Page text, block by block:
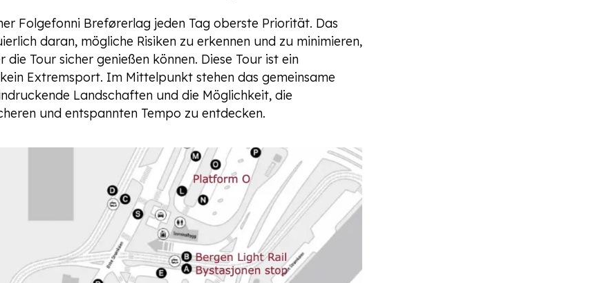
Folgefonni Breførerlag jeden Tag oberste Priorität. Das
daran, mögliche Risiken zu erkennen und zu minimieren,
Tour sicher genießen können. Diese Tour ist ein
Extremsport. Im Mittelpunkt stehen das gemeinsame
Landschaften und die Möglichkeit, die
und entspannten Tempo zu entdecken.